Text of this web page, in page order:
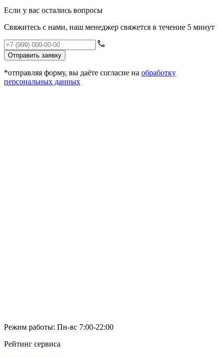
Если у вас остались вопросы
Свяжитесь с нами, наш менеджер свяжется в течение 5 минут
Отправить заявку
*отправляя форму, вы даёте согласие на обработку
персональных данных
Режим работы: Пн-вс 7:00-22:00
Рейтинг сервиса